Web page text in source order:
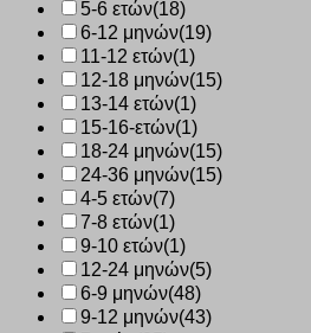
5-6 ετών(18)
6-12 μηνών(19)
11-12 ετών(1)
12-18 μηνών(15)
13-14 ετών(1)
15-16-ετών(1)
18-24 μηνών(15)
24-36 μηνών(15)
4-5 ετών(7)
7-8 ετών(1)
9-10 ετών(1)
12-24 μηνών(5)
6-9 μηνών(48)
9-12 μηνών(43)